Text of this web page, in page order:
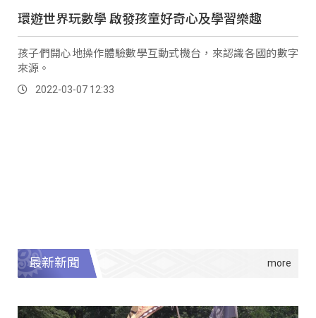
環遊世界玩數學 啟發孩童好奇心及學習樂趣
孩子們開心地操作體驗數學互動式機台，來認識各國的數字
來源。
2022-03-07 12:33
最新新聞